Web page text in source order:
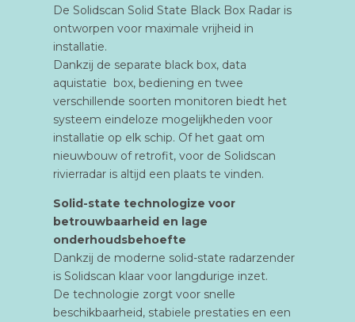
De Solidscan Solid State Black Box Radar is
ontworpen voor maximale vrijheid in
installatie.
Dankzij de separate black box, data
aquistatie box, bediening en twee
verschillende soorten monitoren biedt het
systeem eindeloze mogelijkheden voor
installatie op elk schip. Of het gaat om
nieuwbouw of retrofit, voor de Solidscan
rivierradar is altijd een plaats te vinden.
Solid-state technologize voor
betrouwbaarheid en lage
onderhoudsbehoefte
Dankzij de moderne solid-state radarzender
is Solidscan klaar voor langdurige inzet.
De technologie zorgt voor snelle
beschikbaarheid, stabiele prestaties en een